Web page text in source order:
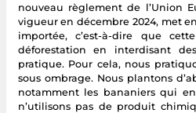
nouveau règlement de l’Union
vigueur en décembre 2024, met
importée, c’est-à-dire que
déforestation en interdisant
pratique. Pour cela, nous
sous ombrage. Nous plantons
notamment les bananiers qui
n’utilisons pas de produit